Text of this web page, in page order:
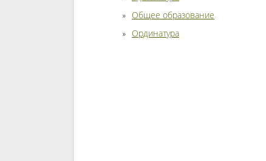
Общее образование
Ординатура